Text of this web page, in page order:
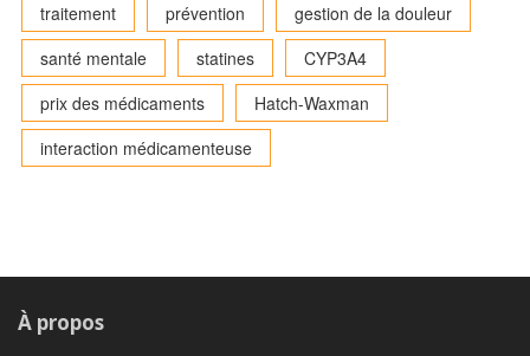
traitement
prévention
gestion de la douleur
santé mentale
statines
CYP3A4
prix des médicaments
Hatch-Waxman
interaction médicamenteuse
À propos